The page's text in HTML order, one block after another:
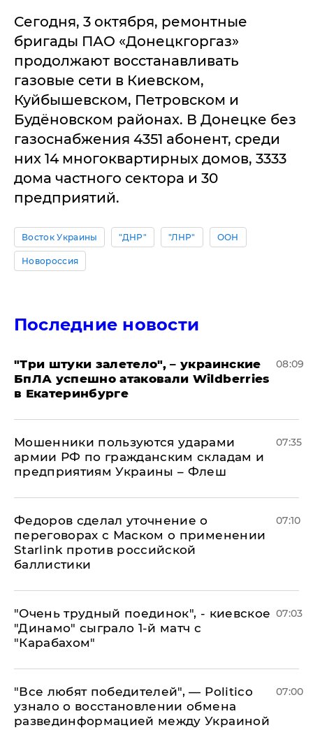
Сегодня, 3 октября, ремонтные
бригады ПАО «Донецкгоргаз»
продолжают восстанавливать
газовые сети в Киевском,
Куйбышевском, Петровском и
Будёновском районах. В Донецке без
газоснабжения 4351 абонент, среди
них 14 многоквартирных домов, 3333
дома частного сектора и 30
предприятий.
Восток Украины "ДНР" "ЛНР" ООН
Новороссия
Последние новости
"Три штуки залетело", – украинские
БпЛА успешно атаковали Wildberries
в Екатеринбурге
08:09
Мошенники пользуются ударами
армии РФ по гражданским складам и
предприятиям Украины – Флеш
07:35
Федоров сделал уточнение о
переговорах с Маском о применении
Starlink против российской
баллистики
07:10
"Очень трудный поединок", - киевское
"Динамо" сыграло 1-й матч с
"Карабахом"
07:03
​"Все любят победителей", — Politico
узнало о восстановлении обмена
развединформацией между Украиной
07:00